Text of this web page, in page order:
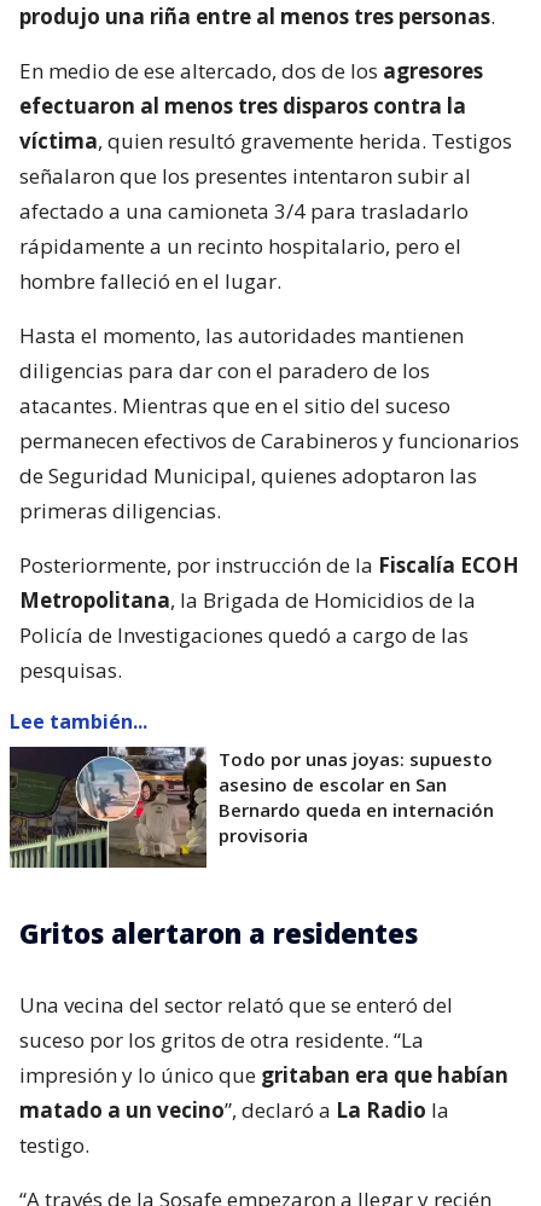
produjo una riña entre al menos tres personas.
En medio de ese altercado, dos de los agresores
efectuaron al menos tres disparos contra la
víctima, quien resultó gravemente herida. Testigos
señalaron que los presentes intentaron subir al
afectado a una camioneta 3/4 para trasladarlo
rápidamente a un recinto hospitalario, pero el
hombre falleció en el lugar.
Hasta el momento, las autoridades mantienen
diligencias para dar con el paradero de los
atacantes. Mientras que en el sitio del suceso
permanecen efectivos de Carabineros y funcionarios
de Seguridad Municipal, quienes adoptaron las
primeras diligencias.
Posteriormente, por instrucción de la Fiscalía ECOH
Metropolitana, la Brigada de Homicidios de la
Policía de Investigaciones quedó a cargo de las
pesquisas.
Lee también...
Todo por unas joyas: supuesto
asesino de escolar en San
Bernardo queda en internación
provisoria
Gritos alertaron a residentes
Una vecina del sector relató que se enteró del
suceso por los gritos de otra residente. “La
impresión y lo único que gritaban era que habían
matado a un vecino”, declaró a La Radio la
testigo.
“A través de la Sosafe empezaron a llegar y recién